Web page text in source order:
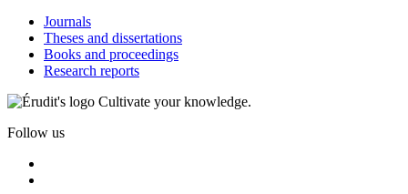
Journals
Theses and dissertations
Books and proceedings
Research reports
Cultivate your knowledge.
Follow us